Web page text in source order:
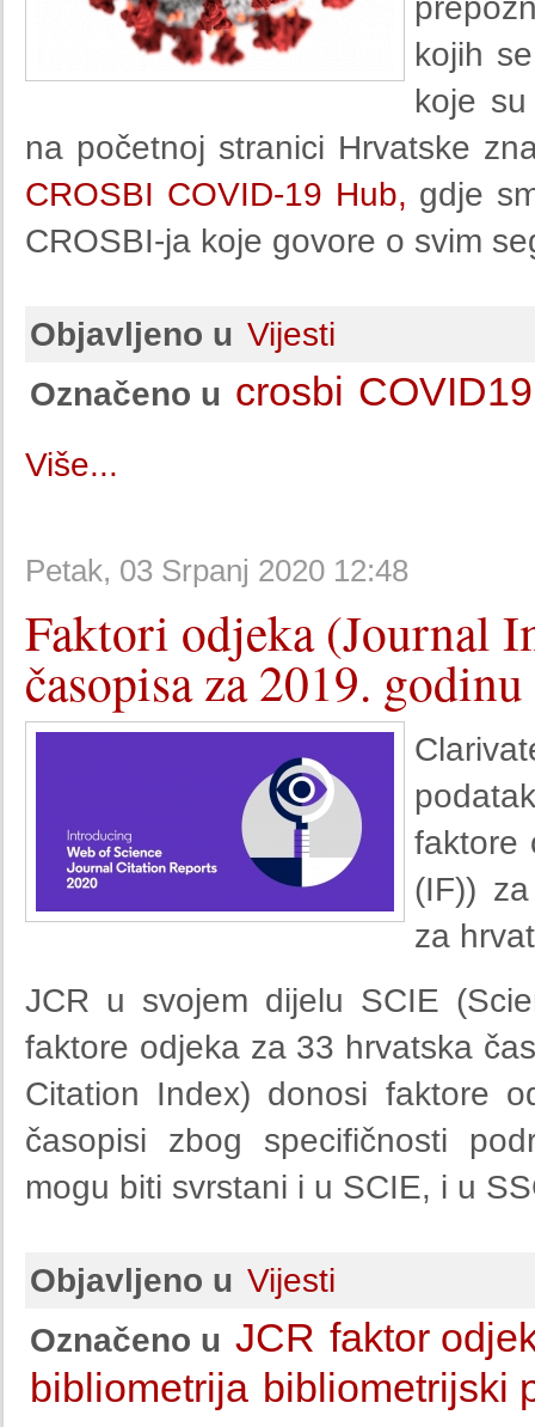
kojih
koje
na početnoj stranici Hrvatske
CROSBI COVID-19 Hub, gdje
CROSBI-ja koje govore o svim
Objavljeno u Vijesti
Označeno u crosbi COVID19
Više...
Petak, 03 Srpanj 2020 12:48
Faktori odjeka (Journal
časopisa za 2019. godinu
faktore
(IF))
za
JCR u svojem dijelu SCIE
faktore odjeka za 33 hrvatska
Citation Index) donosi faktore
časopisi zbog specifičnosti
mogu biti svrstani i u SCIE, i u
Objavljeno u Vijesti
Označeno u JCR faktor
bibliometrija bibliometrijski